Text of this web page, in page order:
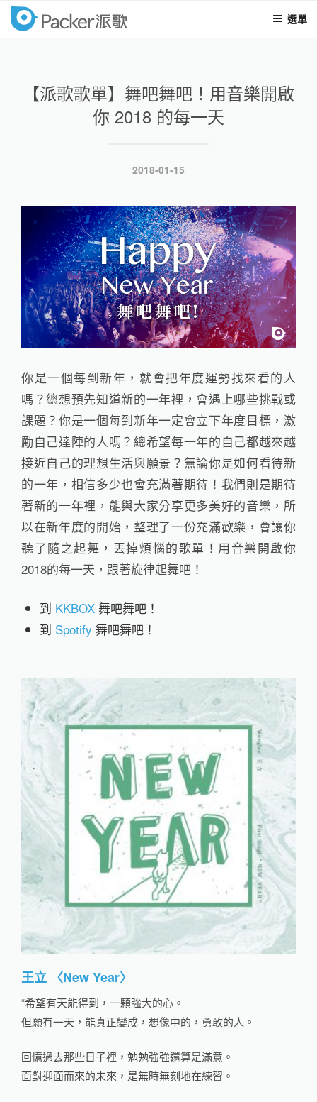
選單
packer
【派歌歌單】舞吧舞吧！用音樂開啟
你 2018 的每一天
發
於
2018-01-15
你是一個每到新年，就會把年度運勢找來看的人
嗎？總想預先知道新的一年裡，會遇上哪些挑戰或
課題？你是一個每到新年一定會立下年度目標，激
勵自己達陣的人嗎？總希望每一年的自己都越來越
接近自己的理想生活與願景？無論你是如何看待新
的一年，相信多少也會充滿著期待！我們則是期待
著新的一年裡，能與大家分享更多美好的音樂，所
以在新年度的開始，整理了一份充滿歡樂，會讓你
聽了隨之起舞，丟掉煩惱的歌單！用音樂開啟你
2018的每一天，跟著旋律起舞吧！
到 KKBOX舞吧舞吧！
到 Spotify 舞吧舞吧！
王立 〈New Year〉
“希望有天能得到，一顆強大的心。
但願有一天，能真正變成，想像中的，勇敢的人。
回憶過去那些日子裡，勉勉強強還算是滿意。
面對迎面而來的未來，是無時無刻地在練習。